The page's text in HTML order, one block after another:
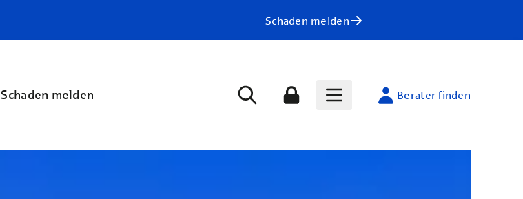
Schaden melden
Schaden melden Berater finden